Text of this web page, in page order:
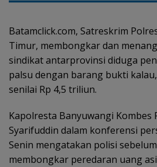
Batamclick.com, Satreskrim
Timur, membongkar dan
sindikat antarprovinsi diduga
palsu dengan barang bukti
senilai Rp 4,5 triliun.
Kapolresta Banyuwangi Kombes
Syarifuddin dalam konferensi
Senin mengatakan polisi
membongkar peredaran uang